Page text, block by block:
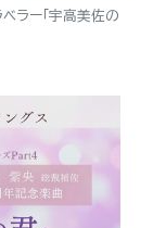
ベラー「宇高美佐の